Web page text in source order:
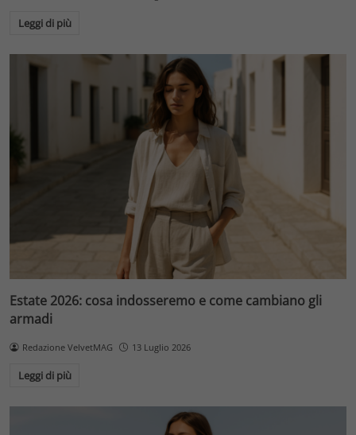
Leggi di più
Estate 2026: cosa indosseremo e come cambiano gli
armadi
Redazione VelvetMAG 13 Luglio 2026
Leggi di più